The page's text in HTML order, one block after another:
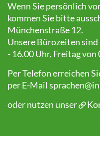
Wenn Sie persönlich
kommen Sie bitte
Münchenstraße 12.
Unsere Bürozeiten
- 16.00 Uhr, Freitag von
Per Telefon erreichen
per E-Mail
oder nutzen unser